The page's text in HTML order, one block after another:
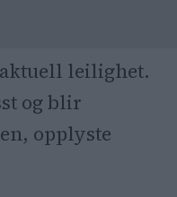
aktuell leilighet.
og blir
opplyste